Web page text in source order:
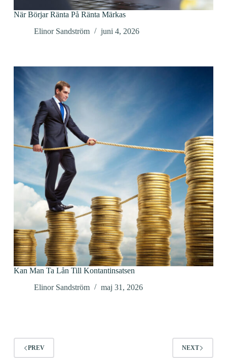
När Börjar Ränta På Ränta Märkas
Elinor Sandström
juni 4, 2026
Kan Man Ta Lån Till Kontantinsatsen
Elinor Sandström
maj 31, 2026
PREV NEXT